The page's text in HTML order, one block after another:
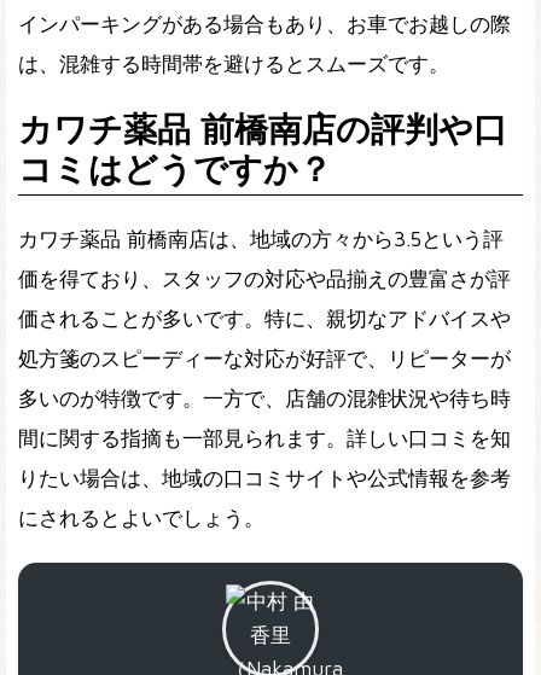
インパーキングがある場合もあり、お車でお越しの際
は、混雑する時間帯を避けるとスムーズです。
カワチ薬品 前橋南店の評判や口
コミはどうですか？
カワチ薬品 前橋南店は、地域の方々から3.5という評
価を得ており、スタッフの対応や品揃えの豊富さが評
価されることが多いです。特に、親切なアドバイスや
処方箋のスピーディーな対応が好評で、リピーターが
多いのが特徴です。一方で、店舗の混雑状況や待ち時
間に関する指摘も一部見られます。詳しい口コミを知
りたい場合は、地域の口コミサイトや公式情報を参考
にされるとよいでしょう。